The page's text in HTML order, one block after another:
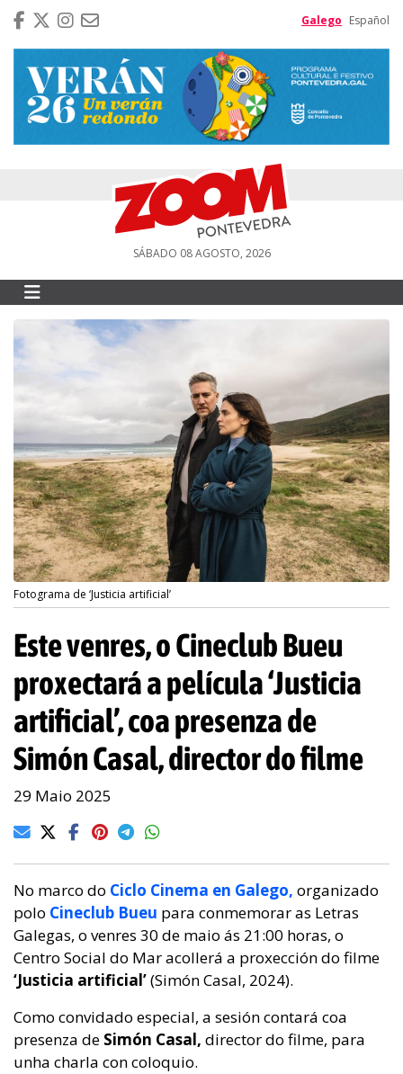
Galego Español
SÁBADO 08 AGOSTO, 2026
Fotograma de ‘Justicia artificial’
Este venres, o Cineclub Bueu
proxectará a película ‘Justicia
artificial’, coa presenza de
Simón Casal, director do filme
29 Maio 2025
No marco do Ciclo Cinema en Galego, organizado
polo Cineclub Bueu para conmemorar as Letras
Galegas, o venres 30 de maio ás 21:00 horas, o
Centro Social do Mar acollerá a proxección do filme
‘Justicia artificial’(Simón Casal, 2024).
Como convidado especial, a sesión contará coa
presenza de Simón Casal, director do filme, para
unha charla con coloquio.